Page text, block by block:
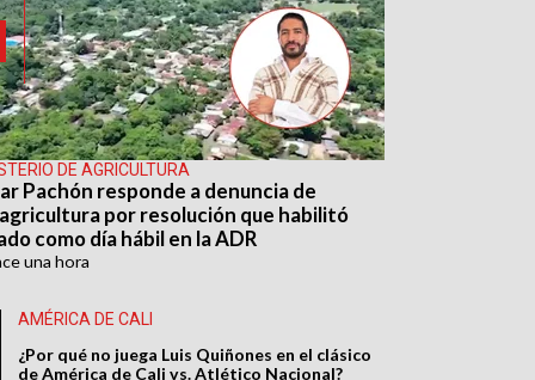
DE AGRICULTURA
Pachón responde a denuncia de
por resolución que habilitó
como día hábil en la ADR
una hora
AMÉRICA DE CALI
¿Por qué no juega Luis Quiñones en el clásico
de América de Cali vs. Atlético Nacional?